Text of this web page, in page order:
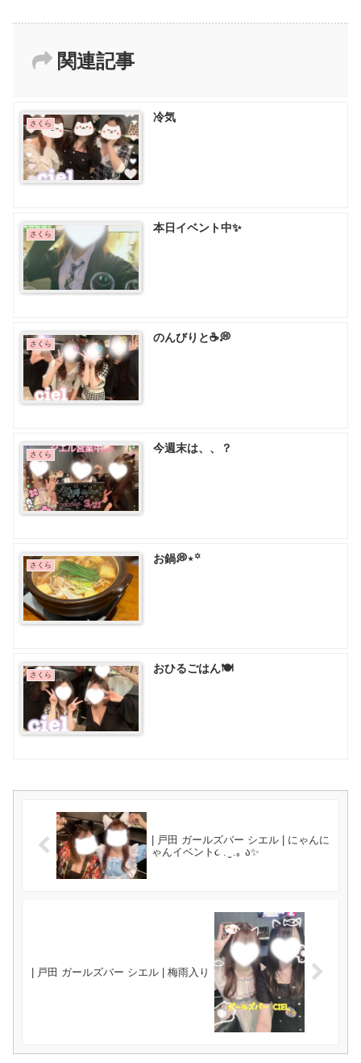
関連記事
さくら 冷気︎︎︎︎
さくら 本日イベント中✨️
さくら のんびりと☕️💭
さくら 今週末は、、？
さくら お鍋💭⋆꙳
さくら おひるごはん🍽
| 戸田 ガールズバー シエル | にゃんに
ゃんイベント૮ . ̫ .｡ ა✨️
| 戸田 ガールズバー シエル | 梅雨入り